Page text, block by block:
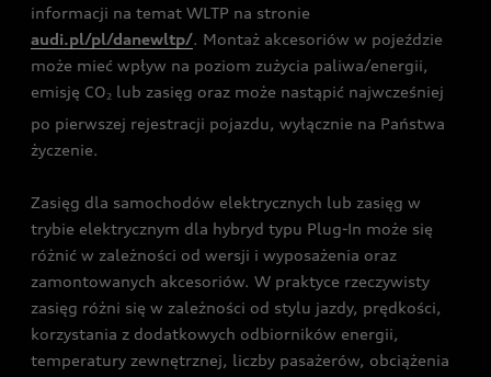
informacji na temat WLTP na stronie
audi.pl/pl/danewltp/. Montaż akcesoriów w pojeździe
może mieć wpływ na poziom zużycia paliwa/energii,
emisję CO2 lub zasięg oraz może nastąpić najwcześniej
po pierwszej rejestracji pojazdu, wyłącznie na Państwa
życzenie.
Zasięg dla samochodów elektrycznych lub zasięg w
trybie elektrycznym dla hybryd typu Plug-In może się
różnić w zależności od wersji i wyposażenia oraz
zamontowanych akcesoriów. W praktyce rzeczywisty
zasięg różni się w zależności od stylu jazdy, prędkości,
korzystania z dodatkowych odbiorników energii,
temperatury zewnętrznej, liczby pasażerów, obciążenia